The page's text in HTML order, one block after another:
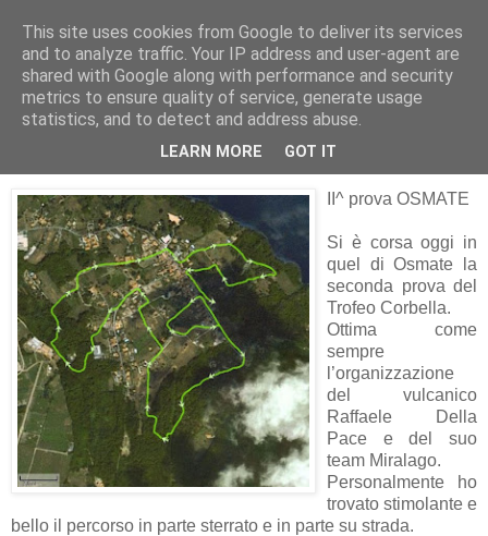
RUNNERS VALBOSSA
lunedì 8 dicembre 2008
TROFEO CORBELLA
II^ prova OSMATE
Si è corsa oggi in
quel di Osmate la
seconda prova del
Trofeo Corbella.
Ottima come
sempre
l’organizzazione
del vulcanico
Raffaele Della
Pace e del suo
team Miralago.
Personalmente ho
trovato stimolante e
bello il percorso in parte sterrato e in parte su strada.
This site uses cookies from Google to deliver its services
and to analyze traffic. Your IP address and user-agent are
shared with Google along with performance and security
metrics to ensure quality of service, generate usage
statistics, and to detect and address abuse.
LEARN MORE GOT IT